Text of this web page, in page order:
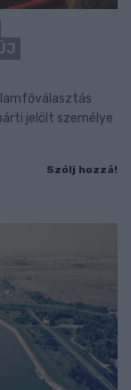
jelölt személye
Szólj hozzá!